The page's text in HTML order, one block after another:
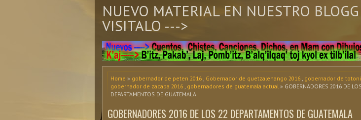
NUEVO MATERIAL EN NUESTRO BLOGG
VISITALO --->
Home » gobernador de peten 2016 Gobernador de quetzalenango 2016 gobernador de
gobernador de zacapa 2016 gobernadores de guatemala actual » GOBERNADORES 2016 DE
DEPARTAMENTOS DE GUATEMALA
GOBERNADORES 2016 DE LOS 22 DEPARTAMENTOS DE GUATEMALA